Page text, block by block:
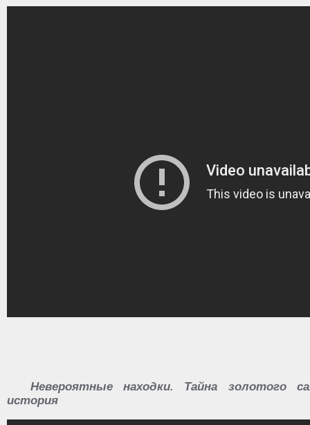
Невероятные находки. Тайна золотого
история